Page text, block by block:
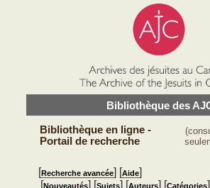
Bibliothèque des
Bibliothèque en ligne -
Portail de recherche
[Recherche avancée] [Aide]
[Nouveautés] [Sujets] [Auteurs] [Catégories